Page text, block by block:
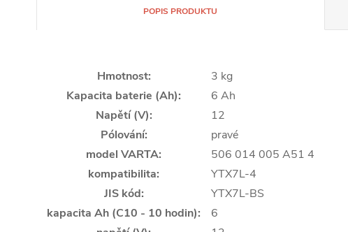
POPIS PRODUKTU
Hmotnost:
3 kg
Kapacita baterie (Ah):
6 Ah
Napětí (V):
12
Pólování:
pravé
model VARTA:
506 014 005 A51 4
kompatibilita:
YTX7L-4
JIS kód:
YTX7L-BS
kapacita Ah (C10 - 10 hodin):
6